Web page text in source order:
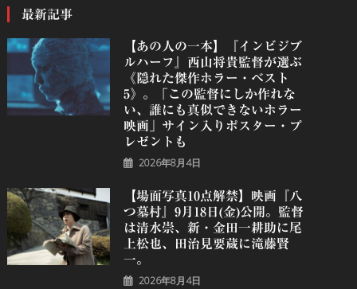
最新記事
【あの人の一本】『インビジブ
ルハーフ』⻄⼭将貴監督が選ぶ
《隠れた傑作ホラー・ベスト
5》。「この監督にしか作れな
い、誰にも真似できないホラー
映画」サイン入りポスター・プ
レゼントも
2026年8月4日
【場面写真10点解禁】映画『八
つ墓村』9月18日(金)公開。監督
は清水崇、新・金田一耕助に尾
上松也、田治見要蔵に滝藤賢
一。
2026年8月4日